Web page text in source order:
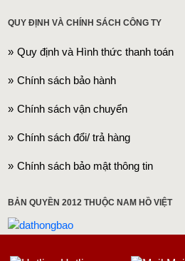
QUY ĐỊNH VÀ CHÍNH SÁCH CÔNG TY
Quy định và Hình thức thanh toán
Chính sách bảo hành
Chính sách vận chuyển
Chính sách đổi/ trả hàng
Chính sách bảo mật thông tin
BẢN QUYỀN 2012 THUỘC NAM HỒ VIỆT